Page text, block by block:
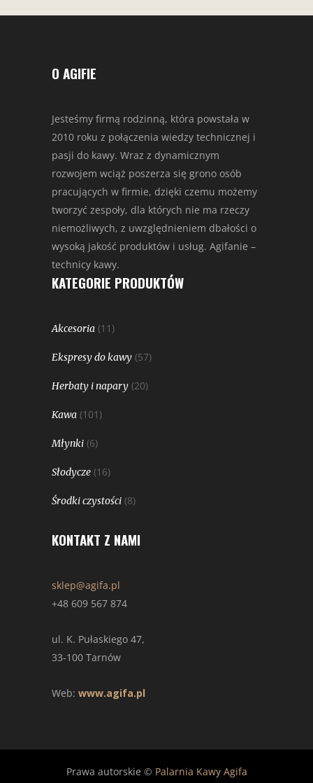
O AGIFIE
Jesteśmy firmą rodzinną, która powstała w
2010 roku z połączenia wiedzy technicznej i
pasji do kawy. Wraz z dynamicznym
rozwojem wciąż poszerza się grono osób
pracujących w firmie, dzięki czemu możemy
tworzyć zespoły, dla których nie ma rzeczy
niemożliwych, z uwzględnieniem dbałości o
wysoką jakość produktów i usług. Agifanie –
technicy kawy.
KATEGORIE PRODUKTÓW
Akcesoria (11)
Ekspresy do kawy (57)
Herbaty i napary (20)
Kawa (101)
Młynki (6)
Słodycze (16)
Środki czystości (8)
KONTAKT Z NAMI
sklep@agifa.pl
+48 609 567 874
ul. K. Pułaskiego 47,
33-100 Tarnów
Web: www.agifa.pl
Prawa autorskie © Palarnia Kawy Agifa